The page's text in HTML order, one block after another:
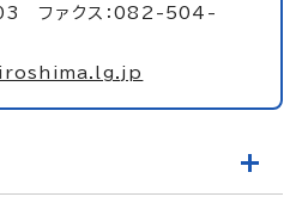
ファクス：082-504-